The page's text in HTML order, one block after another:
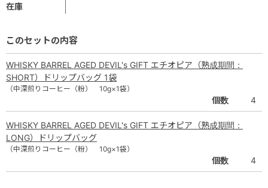
在庫
このセットの内容
WHISKY BARREL AGED DEVIL's GIFT エチオピア（熟成期間：
SHORT）ドリップバッグ 1袋
（中深煎りコーヒー（粉） 10g×1袋）
個数 4
WHISKY BARREL AGED DEVIL's GIFT エチオピア（熟成期間：
LONG）ドリップバッグ
（中深煎りコーヒー（粉） 10g×1袋）
個数 4